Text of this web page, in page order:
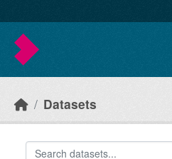
Datasets